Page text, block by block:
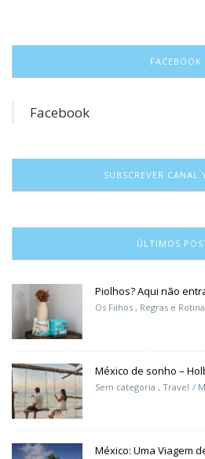
FACEBOOK
Facebook
SUBSCREVER CANAL
ÚLTIMOS
Piolhos? Aqui não
Os Filhos , Regras e
México de sonho –
Sem categoria , Travel
México: Uma Viagem